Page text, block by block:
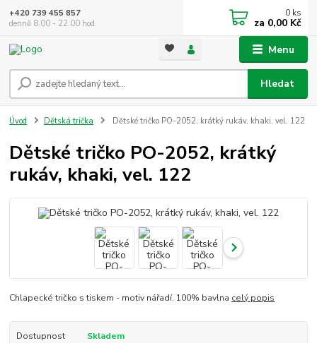
Menu
Hledat
+420 739 455 857
denně 8.00 - 22.00 hod.
0 ks
za 0,00 Kč
Úvod Dětská trička Dětské tričko PO-2052, krátký rukáv, khaki, vel. 122
Dětské tričko PO-2052, krátký
rukáv, khaki, vel. 122
Chlapecké tričko s tiskem - motiv nářadí. 100% bavlna celý popis
Dostupnost
Skladem